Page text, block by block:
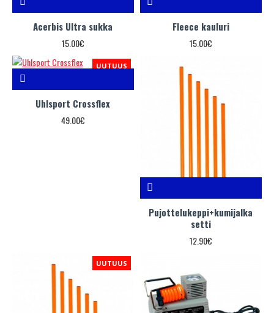
Acerbis Ultra sukka
15.00€
Fleece kauluri
15.00€
UUTUUS
Uhlsport Crossflex
49.00€
Pujottelukeppi+kumijalka
setti
12.90€
UUTUUS